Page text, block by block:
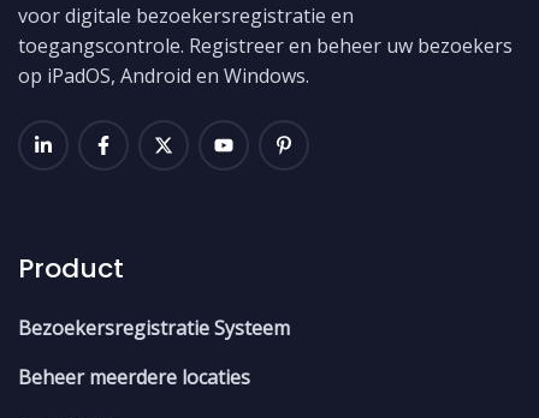
voor digitale bezoekersregistratie en
toegangscontrole. Registreer en beheer uw bezoekers
op iPadOS, Android en Windows.
Product
Bezoekersregistratie Systeem
Beheer meerdere locaties